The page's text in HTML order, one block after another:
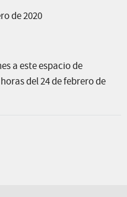
de 2020
a este espacio de
del 24 de febrero de